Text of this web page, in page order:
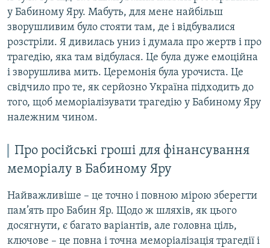
у Бабиному Яру. Мабуть, для мене найбільш
зворушливим було стояти там, де і відбувалися
розстріли. Я дивилась униз і думала про жертв і про
трагедію, яка там відбулася. Це була дуже емоційна
і зворушлива мить. Церемонія була урочиста. Це
свідчило про те, як серйозно Україна підходить до
того, щоб меморіалізувати трагедію у Бабиному Яру
належним чином.
Про російські гроші для фінансування
меморіалу в Бабиному Яру
Найважливіше – це точно і повною мірою зберегти
пам’ять про Бабин Яр. Щодо ж шляхів, як цього
досягнути, є багато варіантів, але головна ціль,
ключове – це повна і точна меморіалізація трагедії і